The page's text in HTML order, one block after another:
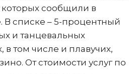
сообщили в
В списке – 5-процентный
и танцевальных
в том числе и плавучих,
От стоимости услуг по